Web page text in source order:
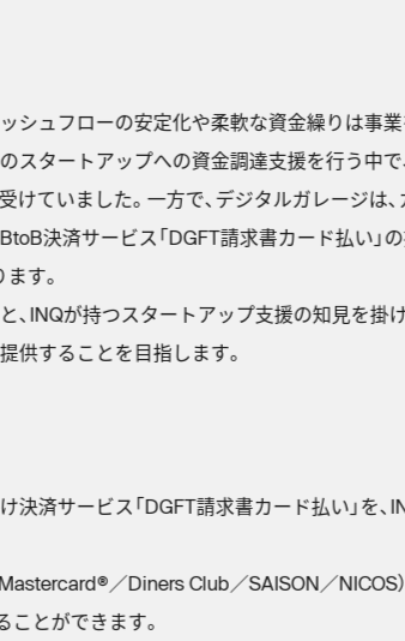
シュフローの安定化や柔軟な資金繰りは事
のスタートアップへの資金調達支援を行う中で
けていました。一方で、デジタルガレージは
決済サービス「DGFT請求書カード払い」
す。
、INQが持つスタートアップ支援の知見を掛
供することを目指します。
済サービス「DGFT請求書カード払い」を
／Diners Club／SAISON／NICOS
とができます。